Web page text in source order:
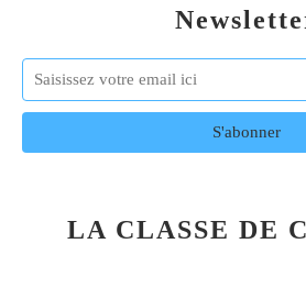
LA CLASSE DE